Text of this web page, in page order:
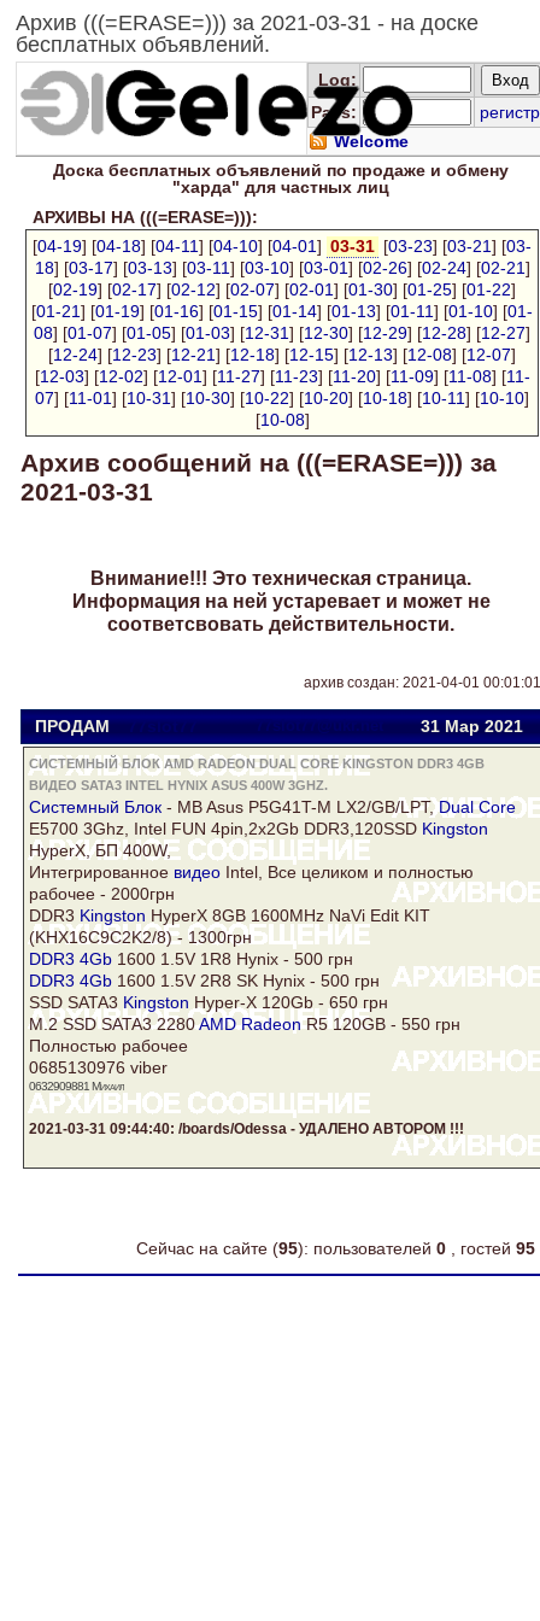
Архив (((=ERASE=))) за 2021-03-31 - на доске
бесплатных объявлений.
Log:
Pass:
регистр
Welcome
Доска бесплатныхобъявлений по продаже и обмену
"харда" для частных лиц
АРХИВЫ НА (((=ERASE=))):
[04-19] [04-18] [04-11] [04-10] [04-01] 03-31 [03-23] [03-21] [03-
18] [03-17] [03-13] [03-11] [03-10] [03-01] [02-26] [02-24] [02-21]
[02-19] [02-17] [02-12] [02-07] [02-01] [01-30] [01-25] [01-22]
[01-21] [01-19] [01-16] [01-15] [01-14] [01-13] [01-11] [01-10] [01-
08] [01-07] [01-05] [01-03] [12-31] [12-30] [12-29] [12-28] [12-27]
[12-24] [12-23] [12-21] [12-18] [12-15] [12-13] [12-08] [12-07]
[12-03] [12-02] [12-01] [11-27] [11-23] [11-20] [11-09] [11-08] [11-
07] [11-01] [10-31] [10-30] [10-22] [10-20] [10-18] [10-11] [10-10]
[10-08]
Архив сообщений на (((=ERASE=))) за
2021-03-31
Внимание!!! Это техническая страница.
Информация на ней устаревает и может не
соответсвовать действительности.
архив создан: 2021-04-01 00:01:01
ПРОДАМ 77slot77 77slot77@ukr.net 31 Мар2021
СИСТЕМНЫЙ БЛОК AMD RADEON DUAL CORE KINGSTON DDR3 4GB
ВИДЕО SATA3 INTEL HYNIX ASUS 400W 3GHZ.
Системный Блок - MBAsus P5G41T-M LX2/GB/LPT,Dual Core
E5700 3Ghz Intel FUN 4pin,2x2Gb DDR3,120SSD Kingston
HyperX, БП400W,
Интегрированное видео Intel , Все целиком и полностью
рабочее - 2000грн
DDR3 Kingston HyperX 8GB 1600MHz NaVi Edit KIT
(KHX16C9C2K2/8) - 1300грн
DDR3 4Gb 1600 1.5V 1R8 Hynix - 500 грн
DDR3 4Gb 1600 1.5V 2R8 SK Hynix - 500 грн
SSD SATA3 Kingston Hyper-X 120Gb - 650 грн
M.2 SSD SATA32280AMD RadeonR5 120GB - 550 грн
Полностью рабочее
0685130976 viber
0632909881 Михаил
2021-03-31 09:44:40: /boards/Odessa - УДАЛЕНО АВТОРОМ !!!
Сейчас на сайте (95): пользователей 0 , гостей 95